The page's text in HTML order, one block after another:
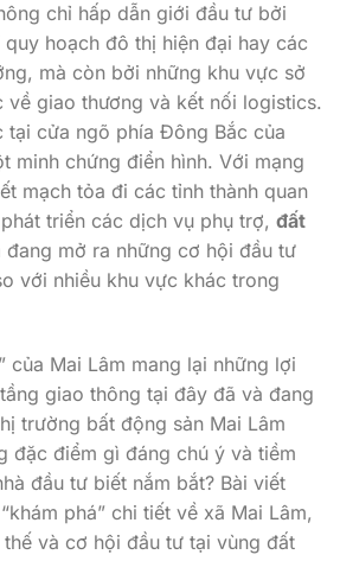
chỉ hấp dẫn giới đầu tư bởi
quy hoạch đô thị hiện đại hay các
mà còn bởi những khu vực sở
về giao thương và kết nối logistics.
tại cửa ngõ phía Đông Bắc của
minh chứng điển hình. Với mạng
mạch tỏa đi các tỉnh thành quan
triển các dịch vụ phụ trợ, đất
đang mở ra những cơ hội đầu tư
với nhiều khu vực khác trong
của Mai Lâm mang lại những lợi
giao thông tại đây đã và đang
trường bất động sản Mai Lâm
đặc điểm gì đáng chú ý và tiềm
đầu tư biết nắm bắt? Bài viết
phá” chi tiết về xã Mai Lâm,
và cơ hội đầu tư tại vùng đất